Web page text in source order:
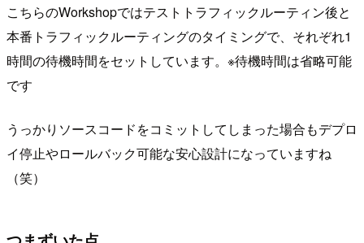
こちらのWorkshopではテストトラフィックルーティン後と
本番トラフィックルーティングのタイミングで、それぞれ1
時間の待機時間をセットしています。※待機時間は省略可能
です
うっかりソースコードをコミットしてしまった場合もデプロ
イ停止やロールバック可能な安心設計になっていますね
（笑）